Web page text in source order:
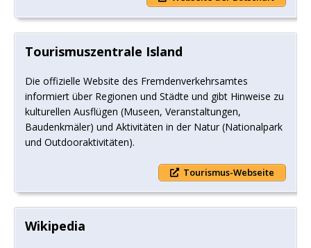
Tourismuszentrale Island
Die offizielle Website des Fremdenverkehrsamtes
informiert über Regionen und Städte und gibt Hinweise zu
kulturellen Ausflügen (Museen, Veranstaltungen,
Baudenkmäler) und Aktivitäten in der Natur (Nationalpark
und Outdooraktivitäten).
Tourismus-Webseite
Wikipedia